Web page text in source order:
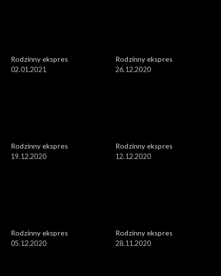
Rodzinny ekspres
02.01.2021
Rodzinny ekspres
26.12.2020
Rodzinny ekspres
19.12.2020
Rodzinny ekspres
12.12.2020
Rodzinny ekspres
05.12.2020
Rodzinny ekspres
28.11.2020